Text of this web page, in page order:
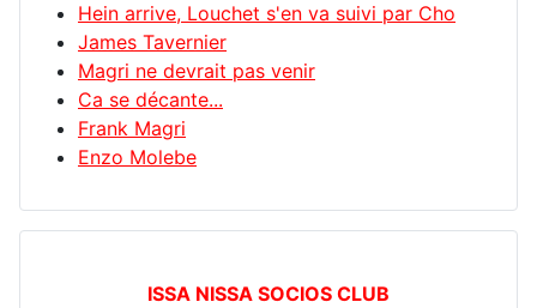
Hein arrive, Louchet s'en va suivi par Cho
James Tavernier
Magri ne devrait pas venir
Ca se décante...
Frank Magri
Enzo Molebe
ISSA NISSA SOCIOS CLUB